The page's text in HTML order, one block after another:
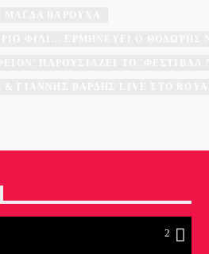
2